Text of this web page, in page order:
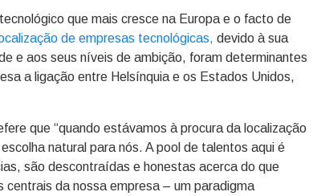
que mais cresce na Europa e o facto de
de empresas tecnológicas, devido à sua
e aos seus níveis de ambição, foram determinantes
a ligação entre Helsínquia e os Estados Unidos,
que “quando estávamos à procura da localização
natural para nós. A pool de talentos aqui é
são descontraídas e honestas acerca do que
da nossa empresa – um paradigma